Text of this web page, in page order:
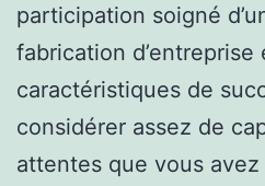
participation soigné
fabrication d’entreprise
caractéristiques de
considérer assez de
attentes que vous